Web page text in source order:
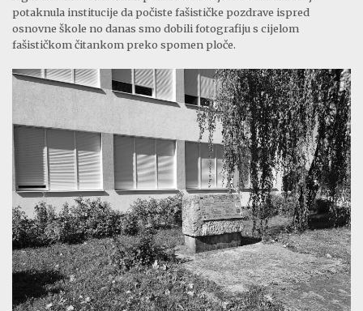
potaknula institucije da počiste fašističke pozdrave ispred
osnovne škole no danas smo dobili fotografiju s cijelom
fašističkom čitankom preko spomen ploče.